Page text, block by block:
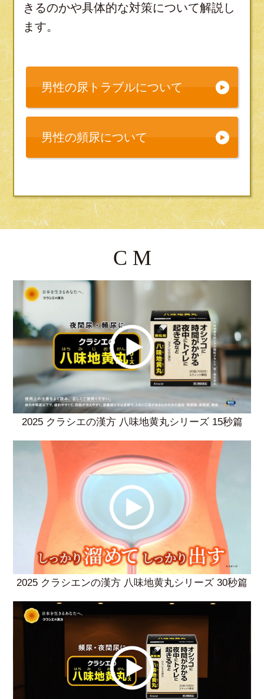
きるのかや具体的な対策について解説し
ます。
男性の尿トラブルについて
男性の頻尿について
C M
2025 クラシエの漢方 八味地黄丸シリーズ 15秒篇
2025 クラシエンの漢方 八味地黄丸シリーズ 30秒篇